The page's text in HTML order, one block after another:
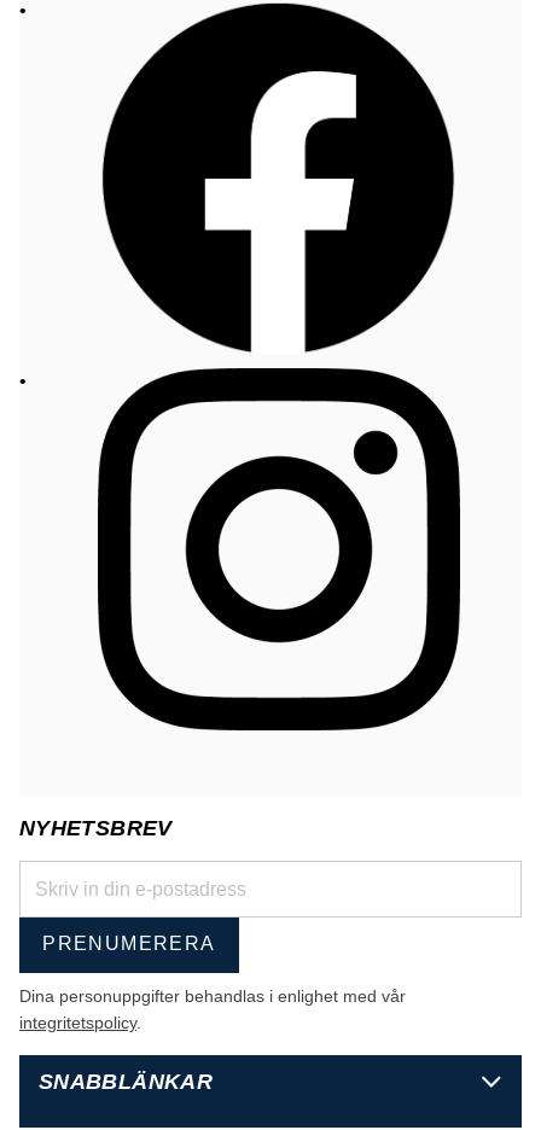
NYHETSBREV
PRENUMERERA
Dina personuppgifter behandlas i enlighet med vår
integritetspolicy.
SNABBLÄNKAR